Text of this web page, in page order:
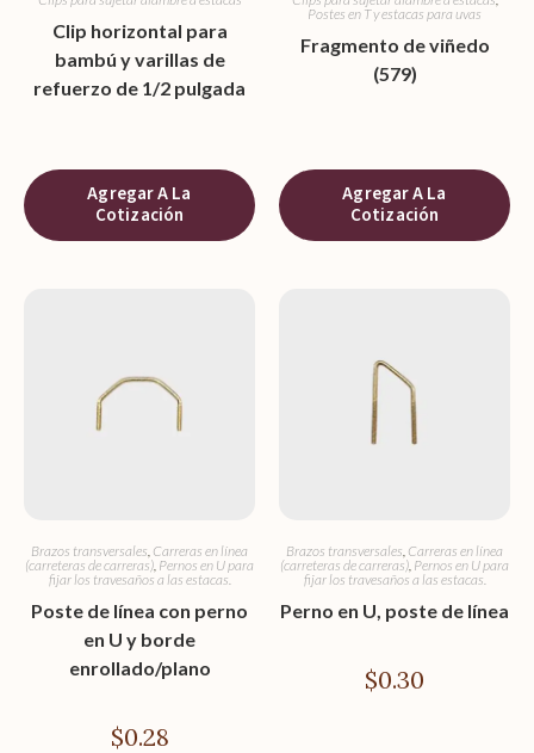
Clip horizontal para
bambú y varillas de
refuerzo de 1/2 pulgada
Agregar A La
Cotización
Postes en T y estacas para uvas
Fragmento de viñedo
(579)
Agregar A La
Cotización
Brazos transversales, Carreras en línea
(carreteras de carreras), Pernos en U para
fijar los travesaños a las estacas.
Poste de línea con perno
en U y borde
enrollado/plano
$0.28
Brazos transversales, Carreras en línea
(carreteras de carreras), Pernos en U para
fijar los travesaños a las estacas.
Perno en U, poste de línea
$0.30